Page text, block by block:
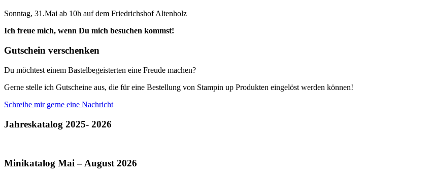
Sonntag, 31.Mai ab 10h auf dem Friedrichshof Altenholz
Ich freue mich, wenn Du mich besuchen kommst!
Gutschein verschenken
Du möchtest einem Bastelbegeisterten eine Freude machen?
Gerne stelle ich Gutscheine aus, die für eine Bestellung von Stampin up Produkten eingelöst werden können!
Schreibe mir gerne eine Nachricht
Jahreskatalog 2025- 2026
Minikatalog Mai – August 2026